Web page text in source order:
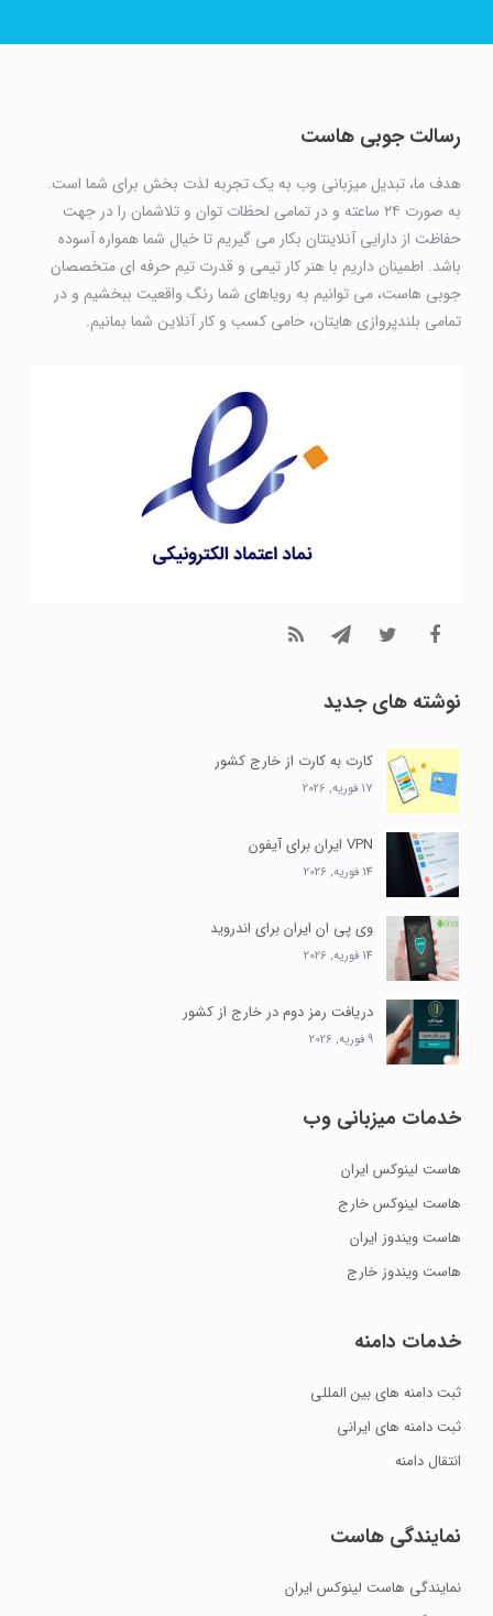
رسالت جوبی هاست
هدف ما، تبدیل میزبانی وب به یک تجربه لذت بخش برای شما است.
به صورت ۲۴ ساعته و در تمامی لحظات توان و تلاشمان را در جهت
حفاظت از دارایی آنلاینتان بکار می گیریم تا خیال شما همواره آسوده
باشد. اطمینان داریم با هنر کار تیمی و قدرت تیم حرفه ای متخصصان
جوبی هاست، می توانیم به رویاهای شما رنگ واقعیت ببخشیم و در
تمامی بلندپروازی هایتان، حامی کسب و کار آنلاین شما بمانیم.
نوشته های جدید
کارت به کارت از خارج کشور
17 فوریه, 2026
VPN ایران برای آیفون
14 فوریه, 2026
وی پی ان ایران برای اندروید
14 فوریه, 2026
دریافت رمز دوم در خارج از کشور
9 فوریه, 2026
خدمات میزبانی وب
هاست لینوکس ایران
هاست لینوکس خارج
هاست ویندوز ایران
هاست ویندوز خارج
خدمات دامنه
ثبت دامنه های بین المللی
ثبت دامنه های ایرانی
انتقال دامنه
نمایندگی هاست
نمایندگی هاست لینوکس ایران